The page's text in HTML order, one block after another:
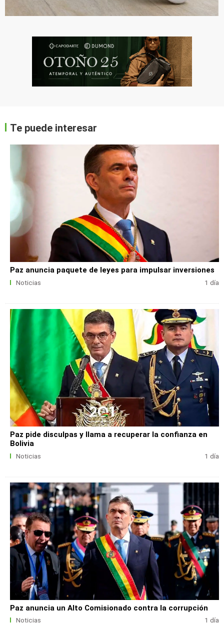
Te puede interesar
Paz anuncia paquete de leyes para impulsar inversiones
Noticias 1 día
Paz pide disculpas y llama a recuperar la confianza en
Bolivia
Noticias 1 día
Paz anuncia un Alto Comisionado contra la corrupción
Noticias 1 día